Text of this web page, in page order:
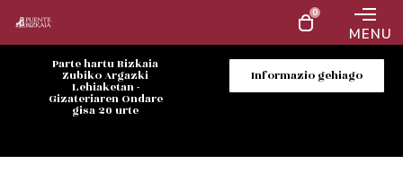
0
MENU
Parte hartu Bizkaia
Zubiko Argazki
Lehiaketan -
Gizateriaren Ondare
gisa 20 urte
Informazio gehiago